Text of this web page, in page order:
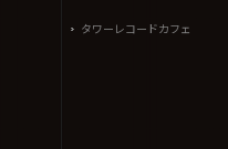
タワーレコードカフェ